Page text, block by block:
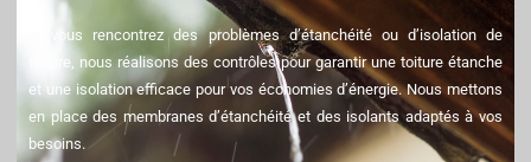
Si vous rencontrez des problèmes d’étanchéité ou d’isolation de
toiture, nous réalisons des contrôles pour garantir une toiture étanche
et une isolation efficace pour vos économies d’énergie. Nous mettons
en place des membranes d’étanchéité et des isolants adaptés à vos
besoins.